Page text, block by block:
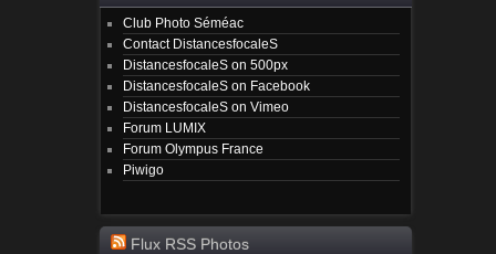
Club Photo Séméac
Contact DistancesfocaleS
DistancesfocaleS on 500px
DistancesfocaleS on Facebook
DistancesfocaleS on Vimeo
Forum LUMIX
Forum Olympus France
Piwigo
Flux RSS Photos